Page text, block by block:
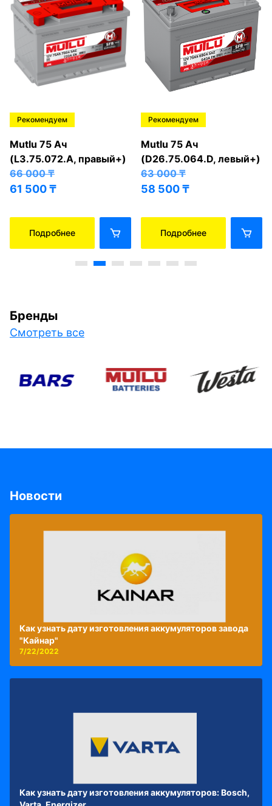
Рекомендуем
Mutlu 75 Ач
(L3.75.072.A, правый+)
66 000₸
61 500₸
Подробнее
Рекомендуем
Mutlu 75 Ач
(D26.75.064.D, левый+)
63 000₸
58 500₸
Подробнее
Бренды
Смотреть все
Новости
Как узнать дату изготовления аккумуляторов завода
"Кайнар"
7/22/2022
Как узнать дату изготовления аккумуляторов: Bosch,